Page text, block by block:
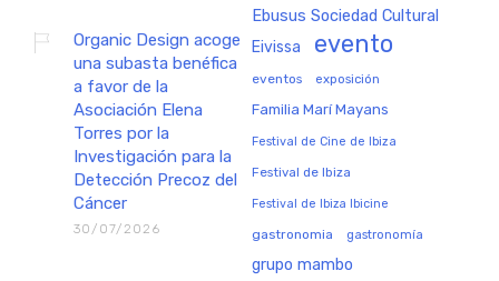
Organic Design acoge
una subasta benéfica
a favor de la
Asociación Elena
Torres por la
Investigación para la
Detección Precoz del
Cáncer
30/07/2026
Ebusus Sociedad Cultural
Eivissa evento
eventos exposición
Familia Marí Mayans
Festival de Cine de Ibiza
Festival de Ibiza
Festival de Ibiza Ibicine
gastronomia gastronomía
grupo mambo